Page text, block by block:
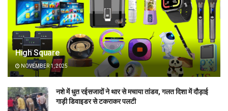
High Square
NOVEMBER 1, 2025
नशे में धुत रईसजादों ने थार से मचाया तांडव, गलत दिशा में दौड़ाई
गाड़ी डिवाइडर से टकराकर पलटी